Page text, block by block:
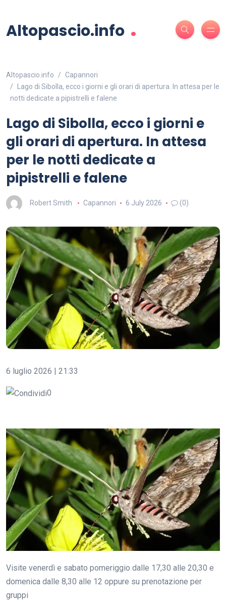
Altopascio.info .
Altopascio.info
Capannori
Lago di Sibolla, ecco i giorni e gli orari di apertura. In attesa per le
notti dedicate a pipistrelli e falene
Lago di Sibolla, ecco i giorni e
gli orari di apertura. In attesa
per le notti dedicate a
pipistrelli e falene
Robert Smith Capannori 6 July 2026 (0)
6 luglio 2026 | 21:33
0
Visite venerdì e sabato pomeriggio dalle 17,30 alle 20,30 e
domenica dalle 8,30 alle 12 oppure su prenotazione per
gruppi